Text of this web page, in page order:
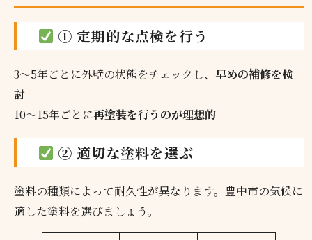
① 定期的な点検を行う
3～5年ごとに外壁の状態をチェックし、 早めの補修を検
討
10～15年ごとに再塗装を行うのが理想的
② 適切な塗料を選ぶ
塗料の種類によって耐久性が異なります。豊中市の気候に
適した塗料を選びましょう。